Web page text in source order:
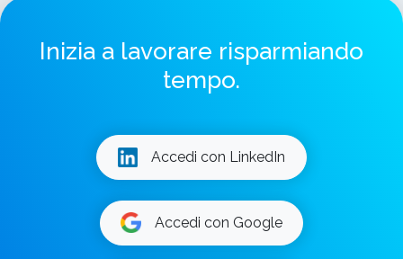
Inizia a lavorare risparmiando
tempo.
Accedi con LinkedIn
Accedi con Google